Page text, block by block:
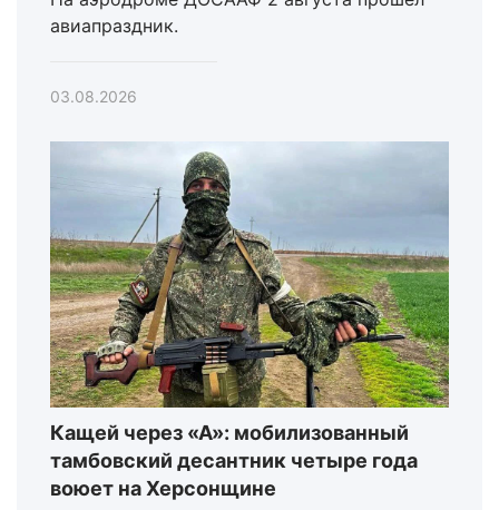
авиапраздник.
03.08.2026
Кащей через «А»: мобилизованный
тамбовский десантник четыре года
воюет на Херсонщине